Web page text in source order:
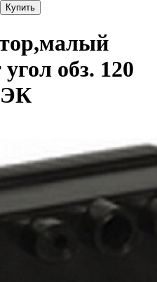
Купить
обз. 120